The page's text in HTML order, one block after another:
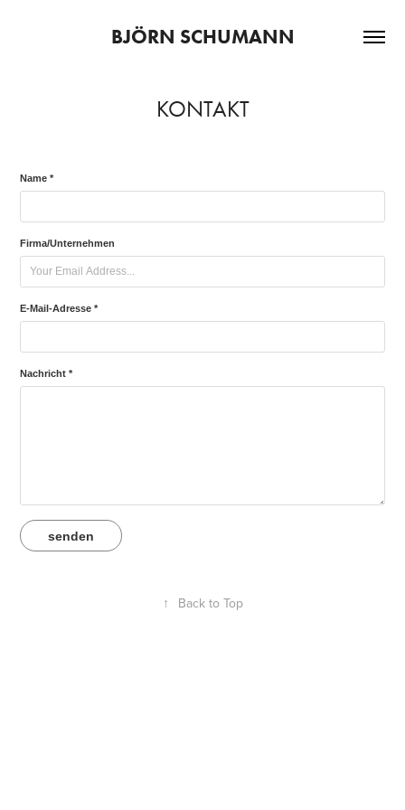
BJÖRN SCHUMANN
KONTAKT
Name *
Firma/Unternehmen
E-Mail-Adresse *
Nachricht *
senden
↑ Back to Top